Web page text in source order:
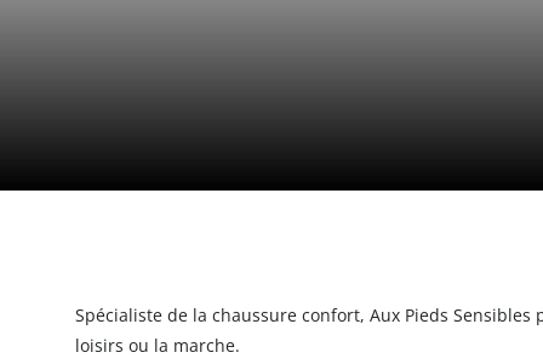
Spécialiste de la chaussure confort, Aux Pieds
loisirs ou la marche.